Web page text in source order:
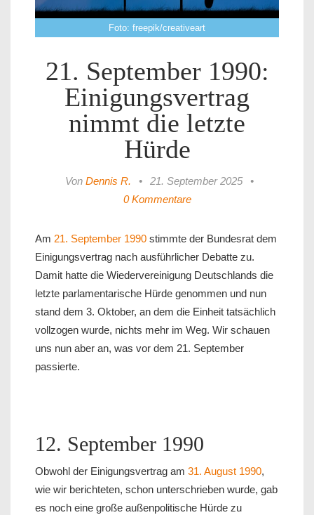
Foto: freepik/creativeart
21. September 1990:
Einigungsvertrag
nimmt die letzte
Hürde
Von Dennis R. • 21. September 2025
•
0 Kommentare
Am 21. September 1990 stimmte der Bundesrat dem
Einigungsvertrag nach ausführlicher Debatte zu.
Damit hatte die Wiedervereinigung Deutschlands die
letzte parlamentarische Hürde genommen und nun
stand dem 3. Oktober, an dem die Einheit tatsächlich
vollzogen wurde, nichts mehr im Weg. Wir schauen
uns nun aber an, was vor dem 21. September
passierte.
12. September 1990
Obwohl der Einigungsvertrag am 31. August 1990,
wie wir berichteten, schon unterschrieben wurde, gab
es noch eine große außenpolitische Hürde zu